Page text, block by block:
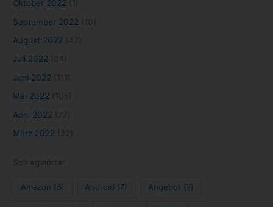
Oktober 2022
September 2022
August 2022
Juli 2022
Juni 2022
Mai 2022
April 2022
März 2022
Amazon (8) Android (7) Angebot (7)